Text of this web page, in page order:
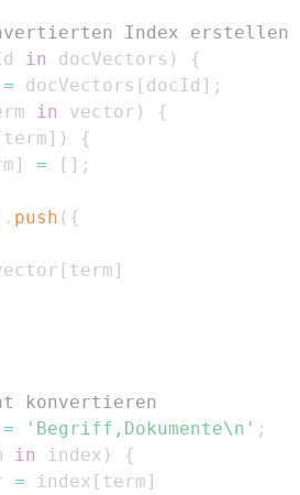
Index erstellen
in docVectors )
{
= docVectors [ docId ] ;
in vector )
{
term ] )
{
] = [ ] ;
. push ( {
[ term ]
konvertieren
= 'Begriff,Dokumente\n' ;
in index )
{
= index [ term ]